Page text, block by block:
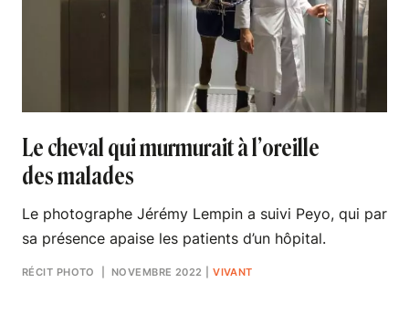
Le cheval qui murmurait à l’oreille
des malades
Le photographe Jérémy Lempin a suivi Peyo, qui par
sa présence apaise les patients d’un hôpital.
RÉCIT PHOTO | NOVEMBRE 2022 |VIVANT